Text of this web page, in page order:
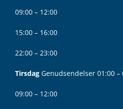
09:00 – 12:00
15:00 – 16:00
22:00 – 23:00
Tirsdag Genudsendelser 01:00 –
09:00 – 12:00